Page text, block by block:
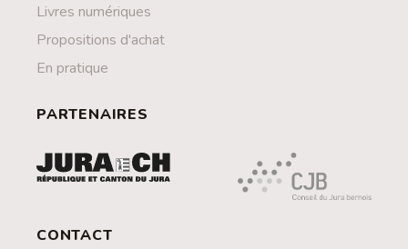
Livres numériques
Propositions d'achat
En pratique
PARTENAIRES
CONTACT